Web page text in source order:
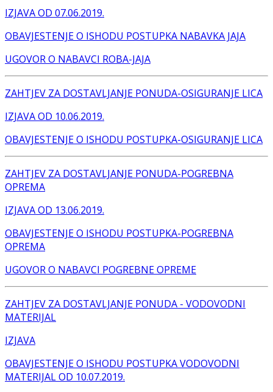
IZJAVA OD 07.06.2019.
OBAVJESTENJE O ISHODU POSTUPKA NABAVKA JAJA
UGOVOR O NABAVCI ROBA-JAJA
ZAHTJEV ZA DOSTAVLJANJE PONUDA-OSIGURANJE LICA
IZJAVA OD 10.06.2019.
OBAVJESTENJE O ISHODU POSTUPKA-OSIGURANJE LICA
ZAHTJEV ZA DOSTAVLJANJE PONUDA-POGREBNA
OPREMA
IZJAVA OD 13.06.2019.
OBAVJESTENJE O ISHODU POSTUPKA-POGREBNA
OPREMA
UGOVOR O NABAVCI POGREBNE OPREME
ZAHTJEV ZA DOSTAVLJANJE PONUDA - VODOVODNI
MATERIJAL
IZJAVA
OBAVJESTENJE O ISHODU POSTUPKA VODOVODNI
MATERIJAL OD 10.07.2019.